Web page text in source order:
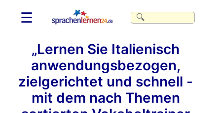
☰
„Lernen Sie Italienisch
anwendungsbezogen,
zielgerichtet und schnell -
mit dem nach Themen